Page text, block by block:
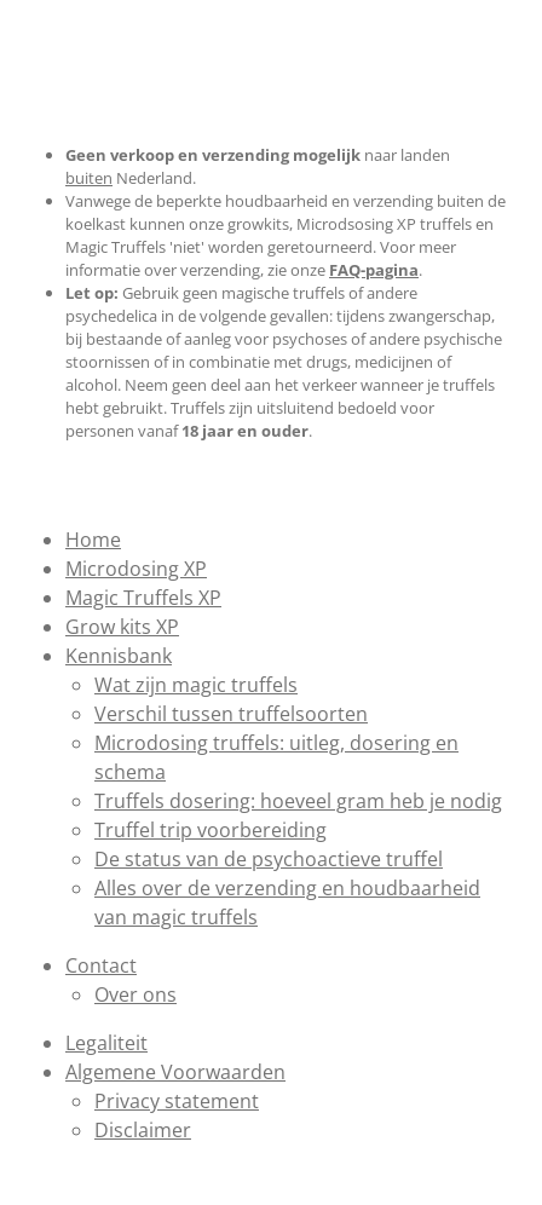
Geen verkoop en verzending mogelijk naar landen
buiten Nederland.
Vanwege de beperkte houdbaarheid en verzending buiten de
koelkast kunnen onze growkits, Microdsosing XP truffels en
Magic Truffels 'niet' worden geretourneerd. Voor meer
informatie over verzending, zie onze FAQ-pagina.
Let op: Gebruik geen magische truffels of andere
psychedelica in de volgende gevallen: tijdens zwangerschap,
bij bestaande of aanleg voor psychoses of andere psychische
stoornissen of in combinatie met drugs, medicijnen of
alcohol. Neem geen deel aan het verkeer wanneer je truffels
hebt gebruikt. Truffels zijn uitsluitend bedoeld voor
personen vanaf18 jaar en ouder.
Home
Microdosing XP
Magic Truffels XP
Grow kits XP
Kennisbank
Wat zijn magic truffels
Verschil tussen truffelsoorten
Microdosing truffels: uitleg, dosering en
schema
Truffels dosering: hoeveel gram heb je nodig
Truffel trip voorbereiding
De status van de psychoactieve truffel
Alles over de verzending en houdbaarheid
van magic truffels
Contact
Over ons
Legaliteit
Algemene Voorwaarden
Privacy statement
Disclaimer